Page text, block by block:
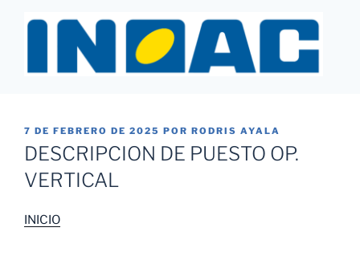
PUBLICADO
EL
7 DE FEBRERO DE 2025 POR RODRIS AYALA
DESCRIPCION DE PUESTO OP.
VERTICAL
INICIO